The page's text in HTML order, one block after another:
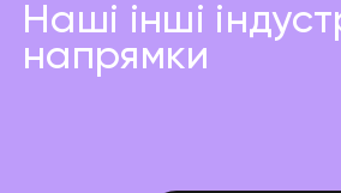
Наші інші
напрямки